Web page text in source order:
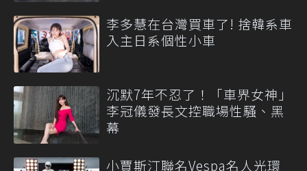
李多慧在台灣買車了! 捨韓系車
入主日系個性小車
沉默7年不忍了！「車界女神」
李冠儀發長文控職場性騷、黑
幕
小賈斯汀聯名Vespa名人光環